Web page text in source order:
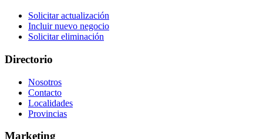
Solicitar actualización
Incluir nuevo negocio
Solicitar eliminación
Directorio
Nosotros
Contacto
Localidades
Provincias
Marketing